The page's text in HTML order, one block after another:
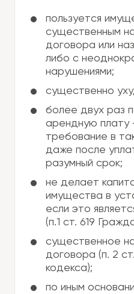
пользуется
существенным
договора или
либо с
нарушениями;
существенно
более двух раз
арендную плату
требование в
даже после
разумный срок;
не делает
имущества в
если это
(п.1 ст. 619
существенное
договора (п. 2
кодекса);
по иным